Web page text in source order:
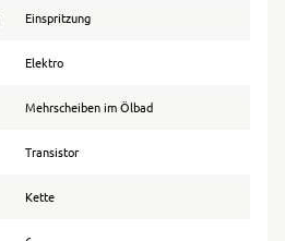
Einspritzung
Elektro
Mehrscheiben im Ölbad
Transistor
Kette